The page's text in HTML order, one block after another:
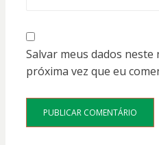
Salvar meus dados
próxima vez que eu